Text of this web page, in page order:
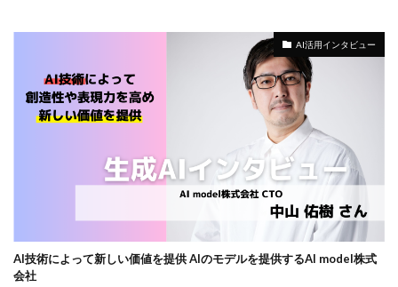
AI活用インタビュー
AI技術によって新しい価値を提供 AIのモデルを提供するAI model株式
会社